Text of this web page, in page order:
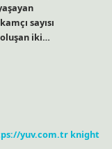
sayısı
oluşan iki…
yuv.com.tr knight